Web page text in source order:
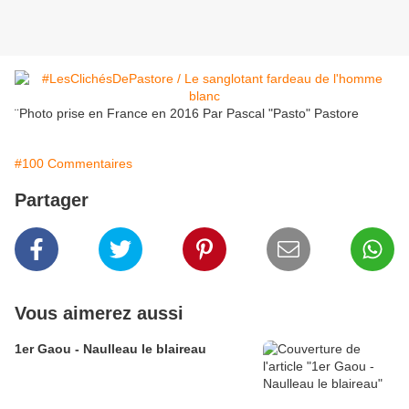
¨Photo prise en France en 2016 Par Pascal "Pasto" Pastore
#100 Commentaires
Partager
Vous aimerez aussi
1er Gaou - Naulleau le blaireau